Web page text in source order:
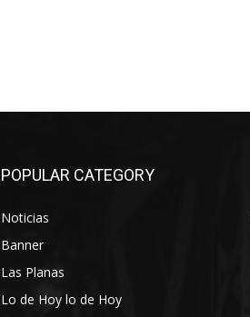
POPULAR CATEGORY
Noticias
Banner
Las Planas
Lo de Hoy lo de Hoy